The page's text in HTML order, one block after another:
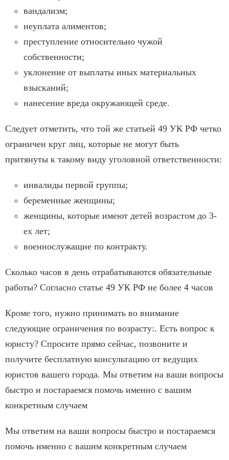
вандализм;
неуплата алиментов;
преступление относительно чужой
собственности;
уклонение от выплаты иных материальных
взысканий;
нанесение вреда окружающей среде.
Следует отметить, что той же статьей 49 УК РФ четко
ограничен круг лиц, которые не могут быть
притянуты к такому виду уголовной ответственности:
инвалиды первой группы;
беременные женщины;
женщины, которые имеют детей возрастом до 3-
ех лет;
военнослужащие по контракту.
Сколько часов в день отрабатываются обязательные
работы? Согласно статье 49 УК РФ не более 4 часов
Кроме того, нужно принимать во внимание
следующие ограничения по возрасту:. Есть вопрос к
юристу? Спросите прямо сейчас, позвоните и
получите бесплатную консультацию от ведущих
юристов вашего города. Мы ответим на ваши вопросы
быстро и постараемся помочь именно с вашим
конкретным случаем
Мы ответим на ваши вопросы быстро и постараемся
помочь именно с вашим конкретным случаем